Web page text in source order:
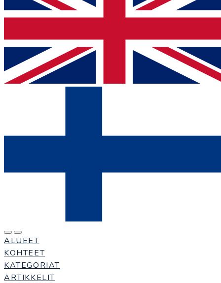
ALUEET
KOHTEET
KATEGORIAT
ARTIKKELIT